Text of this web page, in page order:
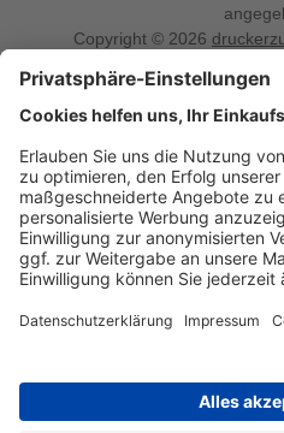
Copyright © 2026
Vertrag
Druckerzubehoer.de –
Sie sind auf der Suche nach
oder Zubehör für das
Smartphone? Dann sind Sie
richtig! Unser breites
und Toner für alle gängigen
kleiner Hersteller. Zugleich sind
einrichten, die Werkstatt
was Ihren Arbeitsplatz noch
bei uns auch Bastelspaß,